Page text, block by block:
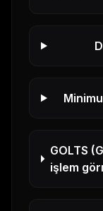
GOLTS (
işlem